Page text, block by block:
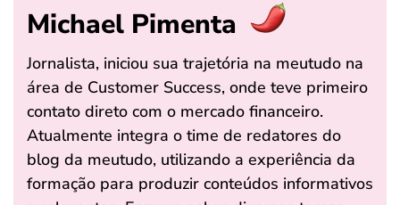
Michael Pimenta
Jornalista, iniciou sua trajetória na meutudo na
área de Customer Success, onde teve primeiro
contato direto com o mercado financeiro.
Atualmente integra o time de redatores do
blog da meutudo, utilizando a experiência da
formação para produzir conteúdos informativos